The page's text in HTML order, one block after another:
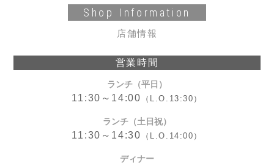
Shop Information
店舗情報
営業時間
ランチ（平日）
11:30～14:00 （L.O.13:30）
ランチ（土日祝）
11:30～14:30 （L.O.14:00）
ディナー